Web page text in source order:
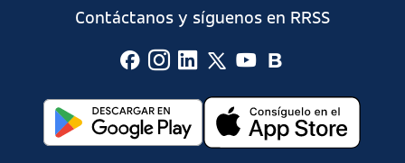
Contáctanos y síguenos en RRSS